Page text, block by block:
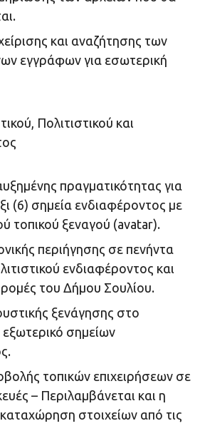
και αναζήτησης των
εγγράφων για εσωτερική
Πολιτιστικού και
πραγματικότητας για
(6) σημεία ενδιαφέροντος με
τοπικού ξεναγού (avatar).
περιήγησης σε πενήντα
ενδιαφέροντος και
του Δήμου Σουλίου.
ξενάγησης στο
εξωτερικό σημείων
τοπικών επιχειρήσεων σε
– Περιλαμβάνεται και η
στοιχείων από τις